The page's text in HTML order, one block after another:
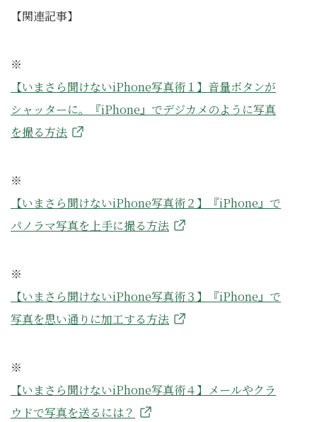
【関連記事】
※
【いまさら聞けないiPhone写真術１】音量ボタンが
シャッターに。『iPhone』でデジカメのように写真
を撮る方法
※
【いまさら聞けないiPhone写真術２】『iPhone』で
パノラマ写真を上手に撮る方法
※
【いまさら聞けないiPhone写真術３】『iPhone』で
写真を思い通りに加工する方法
※
【いまさら聞けないiPhone写真術４】メールやクラ
ウドで写真を送るには？